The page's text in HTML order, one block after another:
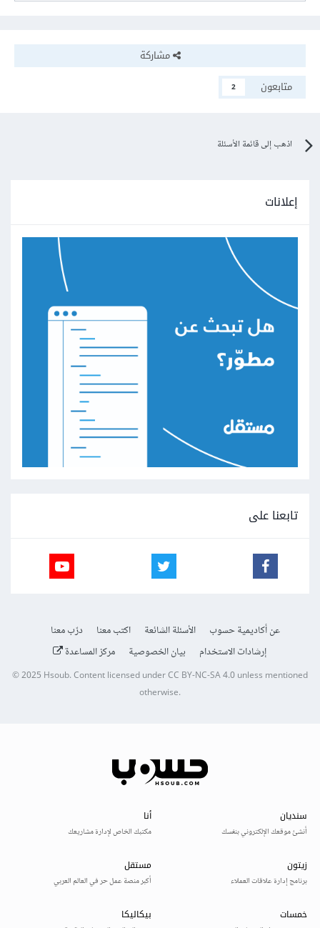
مشاركة
متابعون
2
اذهب إلى قائمة الأسئلة
إعلانات
تابعنا على
عن أكاديمية حسوب الأسئلة الشائعة اكتب معنا
درّب معنا
إرشادات الاستخدام
بيان الخصوصية مركز المساعدة
© 2025Hsoub.Content licensed underCC BY-NC-SA 4.0unless mentioned
otherwise.